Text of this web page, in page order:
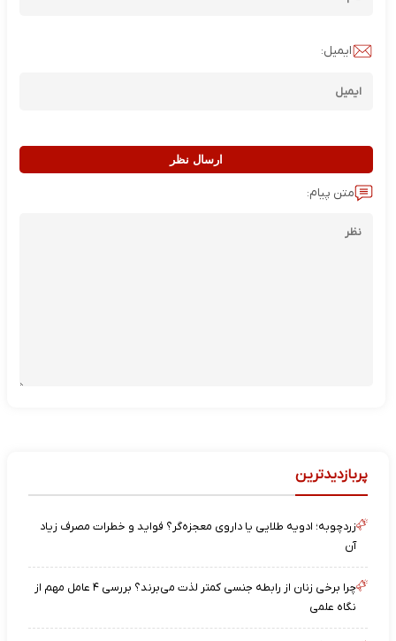
ایمیل:
ارسال نظر
متن پیام:
پربازدیدترین
زردچوبه؛ ادویه طلایی یا داروی معجزه‌گر؟ فواید و خطرات مصرف زیاد
آن
چرا برخی زنان از رابطه جنسی کمتر لذت می‌برند؟ بررسی ۴ عامل مهم از
نگاه علمی